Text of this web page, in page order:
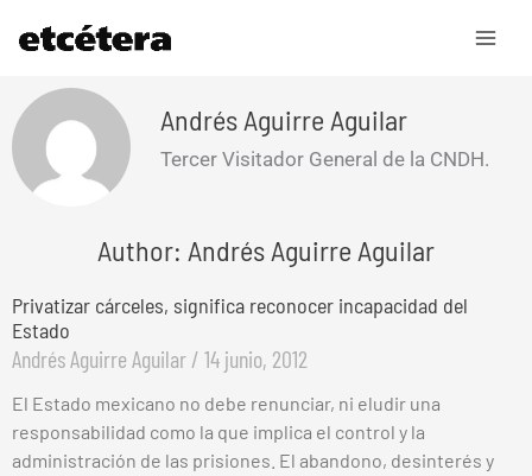
contenido
Andrés Aguirre Aguilar
Tercer Visitador General de la CNDH.
Author: Andrés Aguirre Aguilar
Privatizar cárceles, significa reconocer incapacidad del
Estado
Andrés Aguirre Aguilar 14 junio, 2012
El Estado mexicano no debe renunciar, ni eludir una
responsabilidad como la que implica el control y la
administración de las prisiones. El abandono, desinterés y